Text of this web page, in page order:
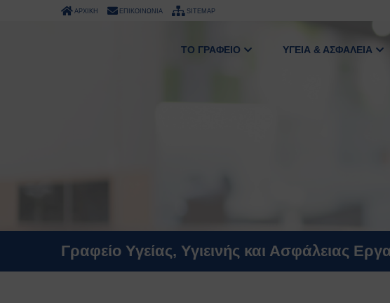
ΑΡΧΙΚΗ ΕΠΙΚΟΙΝΩΝΙΑ SITEMAP
ΤΟ ΓΡΑΦΕΙΟ ΥΓΕΙΑ & ΑΣΦΑΛΕΙΑ
Γραφείο Υγείας, Υγιεινής και Ασφάλειας